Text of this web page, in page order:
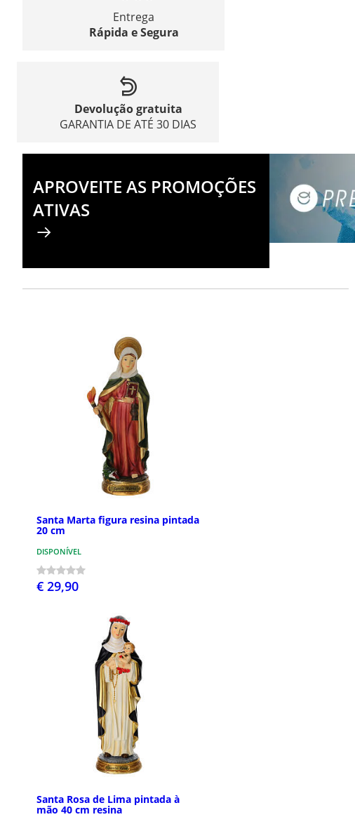
Entrega
Rápida e Segura
Devolução gratuita
GARANTIA DE ATÉ 30 DIAS
APROVEITE AS PROMOÇÕES
ATIVAS
Santa Marta figura resina pintada
20 cm
DISPONÍVEL
€ 29,90
Santa Rosa de Lima pintada à
mão 40 cm resina